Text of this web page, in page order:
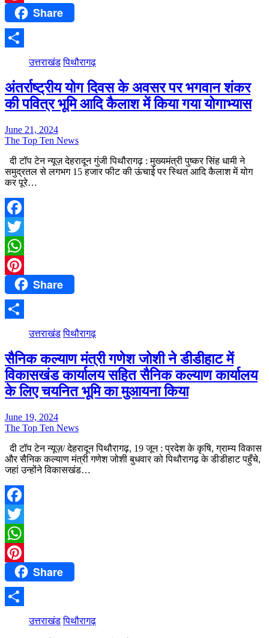
PinterestShare
उत्तराखंड पिथौरागढ़
अंतर्राष्ट्रीय योग दिवस के अवसर पर भगवान शंकर
की पवित्र भूमि आदि कैलाश में किया गया योगाभ्यास
June 21, 2024
The Top Ten News
दी टॉप टेन न्यूज़ देहरादून गुंजी पिथौरागढ़ : मुख्यमंत्री पुष्कर सिंह धामी ने
समुद्रतल से लगभग 15 हजार फीट की ऊंचाई पर स्थित आदि कैलाश में योग
कर पूरे…
Facebook
Twitter
WhatsApp
PinterestShare
उत्तराखंड पिथौरागढ़
सैनिक कल्याण मंत्री गणेश जोशी ने डीडीहाट में
विकासखंड कार्यालय सहित सैनिक कल्याण कार्यालय
के लिए चयनित भूमि का मुआयना किया
June 19, 2024
The Top Ten News
दी टॉप टेन न्यूज़/ देहरादून पिथौरागढ़, 19 जून : प्रदेश के कृषि, ग्राम्य विकास
और सैनिक कल्याण मंत्री गणेश जोशी बुधवार को पिथौरागढ़ के डीडीहाट पहुँचे,
जहां उन्होंने विकासखंड…
Facebook
Twitter
WhatsApp
PinterestShare
उत्तराखंड पिथौरागढ़